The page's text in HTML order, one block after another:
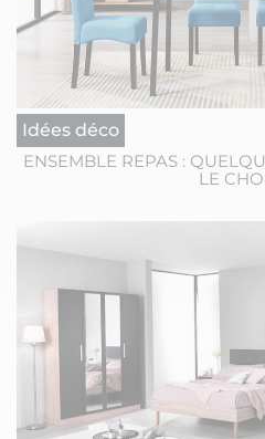
Idées déco
ENSEMBLE REPAS :
LE